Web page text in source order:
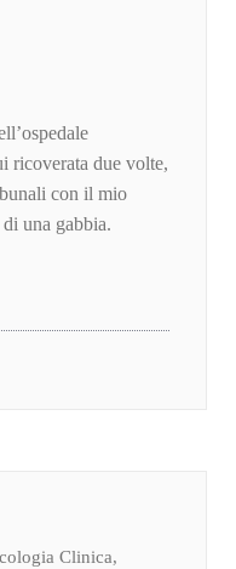
ricoverata due volte,
con il mio
una gabbia.
Clinica,